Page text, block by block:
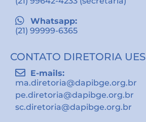
Whatsapp:
(21) 99999-6365
CONTATO DIRETORIA UES
E-mails:
ma.diretoria@dapibge.org.br
pe.diretoria@dapibge.org.br
sc.diretoria@dapibge.org.br